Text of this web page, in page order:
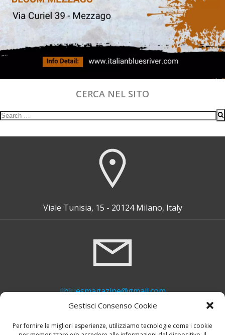
Gestisci Consenso Cookie
Per fornire le migliori esperienze, utilizziamo tecnologie come i cookie
CERCA NEL SITO
Search
Viale Tunisia, 15 - 20124 Milano, Italy
ilbluesmagazine@gmail.com